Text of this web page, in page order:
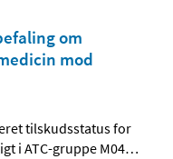
om
mod
tilskudsstatus for
i ATC-gruppe M04…